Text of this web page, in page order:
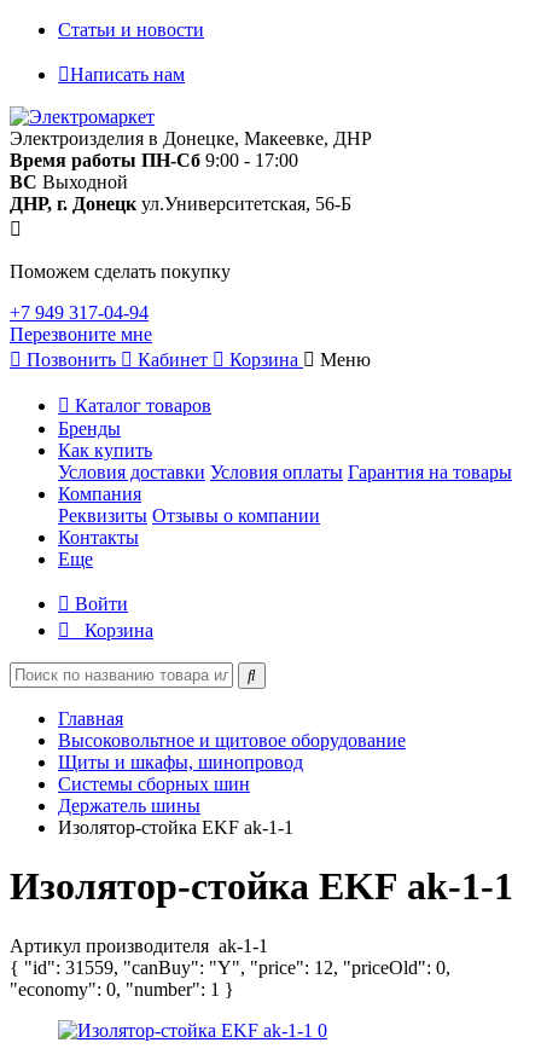
Статьи и новости
Написать нам
Электроизделия в Донецке, Макеевке, ДНР
Время работы ПН-Сб 9:00 - 17:00
ВС Выходной
ДНР, г. Донецк ул.Университетская, 56-Б
Поможем сделать покупку
+7 949 317-04-94
Перезвоните мне
Позвонить
Кабинет Корзина Меню
Каталог товаров
Бренды
Как купить
Условия доставки Условия оплаты Гарантия на товары
Компания
Реквизиты Отзывы о компании
Контакты
Еще
Войти
Корзина
Главная
Высоковольтное и щитовое оборудование
Щиты и шкафы, шинопровод
Системы сборных шин
Держатель шины
Изолятор-стойка EKF ak-1-1
Изолятор-стойка EKF ak-1-1
Артикул производителя ak-1-1
{ "id": 31559, "canBuy": "Y", "price": 12, "priceOld": 0,
"economy": 0, "number": 1 }